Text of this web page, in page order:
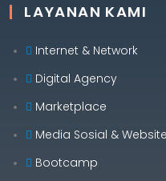
LAYANAN KAMI
Internet & Network
Digital Agency
Marketplace
Media Sosial & Website
Bootcamp